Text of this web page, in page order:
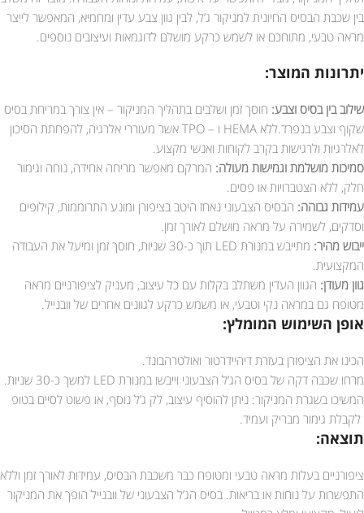
בין שכבת הבסיס החיונית למניקור ג’ל, לבין גוון צבע עדין ומחמיא, המאפשר לייצר
מראה טבעי, מתוחכם או לשמש כרקע מושלם לדוגמאות ועיצובים נוספים.
יתרונות המוצר:
שילוב בין בסיס וצבע: חוסך זמן ושלבים בתהליך המניקור – אין צורך במריחת בסיס
שקוף וצבע בנפרד.ללא HEMA ו – TPO אשר מעוררי אלרגיה, להפחתת הסיכון
לאלרגיות ולרגישות בקרב לקוחות ואנשי מקצוע.
סמיכות מושלמת וגמישות מעולה: המרקם מאפשר מריחה אחידה, נוחה וגימור
חלק, ללא הצטברויות או פסים.
עמידות גבוהה: הבסיס הצבעוני נאחז היטב בציפורן ומונע התרוממות, קילופים
וסדקים, לשמירה על מראה מושלם לאורך זמן.
ייבוש מהיר:
מתייבש במנורת LED תוך כ-30 שניות, חוסך זמן ומיעל את העבודה
המקצועית.
גוון מעודן: הגוון העדין משתלב בקלות עם כל עיצוב, מעניק לציפורניים מראה
מטופח גם במראה נקי וטבעי, או משמש כרקע לגוונים אחרים של וובנייל.
אופן השימוש המומלץ:
הכינו את הציפורן בעזרת דיהיידרטור ואולטרהבונד.
מרחו שכבה דקה של בסיס הג’ל הצבעוני וייבשו במנורת LED למשך כ-30 שניות.
המשיכו בשגרת המניקור: ניתן להוסיף עיצוב, לק ג’ל נוסף, או פשוט לסיים בטופ
לקבלת גימור מבריק ועמיד.
תוצאה:
ציפורניים בעלות מראה טבעי ומטופח כבר משכבת הבסיס, עמידות לאורך זמן וללא
התפשרות על נוחות או בריאות. בסיס הג’ל הצבעוני של וובנייל הופך את המניקור